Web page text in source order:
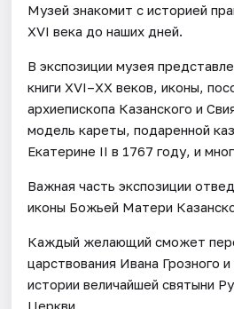
Музей знакомит с историей
XVI века до наших дней.
В экспозиции музея
книги XVI–XX веков, иконы,
архиепископа Казанского и
модель кареты, подаренной
Екатерине II в 1767 году, и
Важная часть экспозиции
иконы Божьей Матери
Каждый желающий сможет
царствования Ивана Грозного
истории величайшей святыни
Церкви.